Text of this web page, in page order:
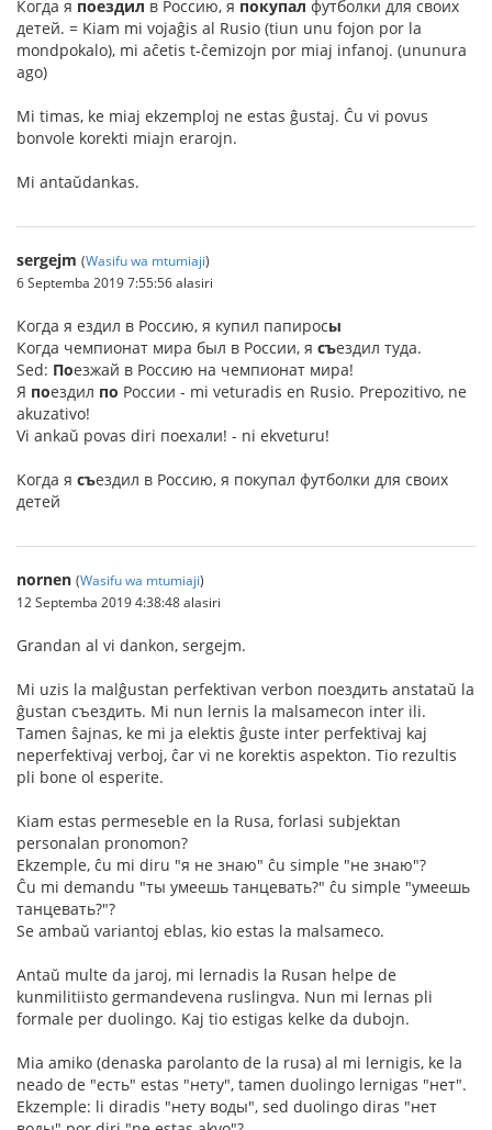
Когда я поездил в Россию, я покупал футболки для своих
детей. = Kiam mi vojaĝis al Rusio (tiun unu fojon por la
mondpokalo), mi aĉetis t-ĉemizojn por miaj infanoj. (ununura
ago)
Mi timas, ke miaj ekzemploj ne estas ĝustaj. Ĉu vi povus
bonvole korekti miajn erarojn.
Mi antaŭdankas.
sergejm (Wasifu wa mtumiaji)
6 Septemba 2019 7:55:56 alasiri
Когда я ездил в Россию, я купил папиросы
Когда чемпионат мира был в России, я съездил туда.
Sed: Поезжай в Россию на чемпионат мира!
Я поездил по России - mi veturadis en Rusio. Prepozitivo, ne
akuzativo!
Vi ankaŭ povas diri поехали! - ni ekveturu!
Kогда я съездил в Россию, я покупал футболки для своих
детей
nornen (Wasifu wa mtumiaji)
12 Septemba 2019 4:38:48 alasiri
Grandan al vi dankon, sergejm.
Mi uzis la malĝustan perfektivan verbon поездить anstataŭ la
ĝustan съездить. Mi nun lernis la malsamecon inter ili.
Tamen ŝajnas, ke mi ja elektis ĝuste inter perfektivaj kaj
neperfektivaj verboj, ĉar vi ne korektis aspekton. Tio rezultis
pli bone ol esperite.
Kiam estas permeseble en la Rusa, forlasi subjektan
personalan pronomon?
Ekzemple, ĉu mi diru "я не знаю" ĉu simple "не знаю"?
Ĉu mi demandu "ты умеешь танцевать?" ĉu simple "умеешь
танцевать?"?
Se ambaŭ variantoj eblas, kio estas la malsameco.
Antaŭ multe da jaroj, mi lernadis la Rusan helpe de
kunmilitiisto germandevena ruslingva. Nun mi lernas pli
formale per duolingo. Kaj tio estigas kelke da dubojn.
Mia amiko (denaska parolanto de la rusa) al mi lernigis, ke la
neado de "есть" estas "нету", tamen duolingo lernigas "нет".
Ekzemple: li diradis "нету воды", sed duolingo diras "нет